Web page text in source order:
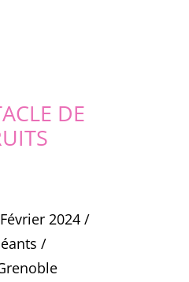
DE
2024 /
/